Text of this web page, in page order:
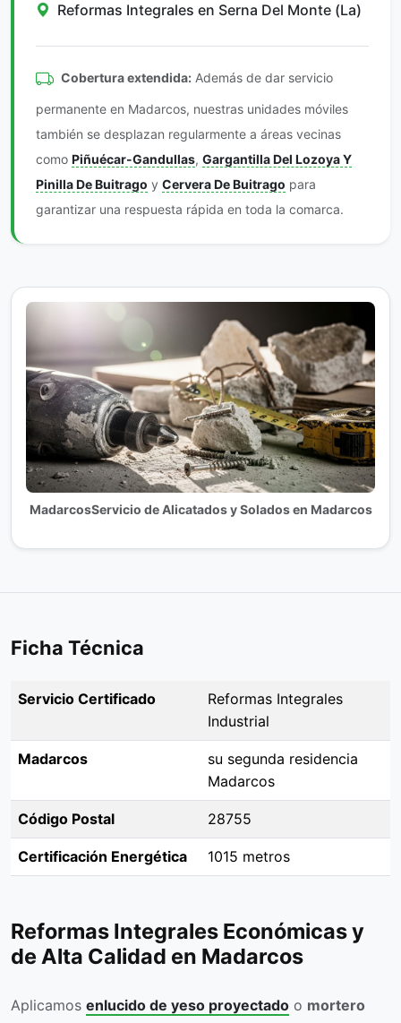
Reformas Integrales en Serna Del Monte (La)
Cobertura extendida: Además de dar servicio
permanente en Madarcos, nuestras unidades móviles
también se desplazan regularmente a áreas vecinas
como Piñuécar-Gandullas, Gargantilla Del Lozoya Y
Pinilla De Buitrago y Cervera De Buitrago para
garantizar una respuesta rápida en toda la comarca.
MadarcosServicio de Alicatados y Solados en Madarcos
Ficha Técnica
Servicio Certificado
Reformas Integrales
Industrial
Madarcos
su segunda residencia
Madarcos
Código Postal 28755
Certificación Energética 1015 metros
Reformas Integrales Económicas y
de Alta Calidad en Madarcos
Aplicamos enlucido de yeso proyectado o mortero